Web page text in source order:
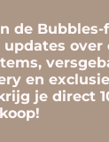
de Bubbles-
over
en
je direct